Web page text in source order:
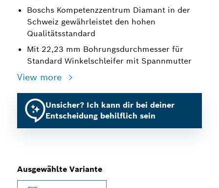
Boschs Kompetenzzentrum Diamant in der
Schweiz gewährleistet den hohen
Qualitätsstandard
Mit 22,23 mm Bohrungsdurchmesser für
Standard Winkelschleifer mit Spannmutter
View more
Unsicher? Ich kann dir bei deiner
Entscheidung behilflich sein
Ausgewählte Variante